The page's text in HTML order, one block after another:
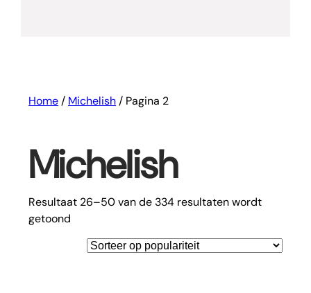
Home/ Michelish/ Pagina 2
Michelish
Resultaat 26–50 van de 334 resultaten wordt
getoond
populariteit